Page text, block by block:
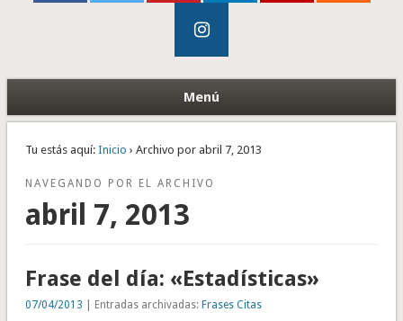
Menú
Tu estás aquí: Inicio › Archivo por abril 7, 2013
NAVEGANDO POR EL ARCHIVO
abril 7, 2013
Frase del día: «Estadísticas»
07/04/2013 | Entradas archivadas: Frases Citas